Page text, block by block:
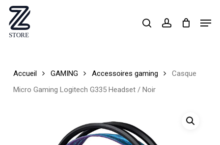
Skip
main
searchaccount
Accueil GAMING Accessoires gaming
Casque
Micro Gaming Logitech G335 Headset / Noir